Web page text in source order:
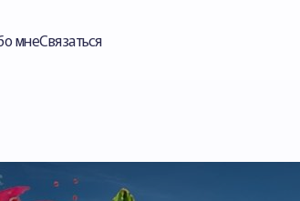
мнеСвязаться